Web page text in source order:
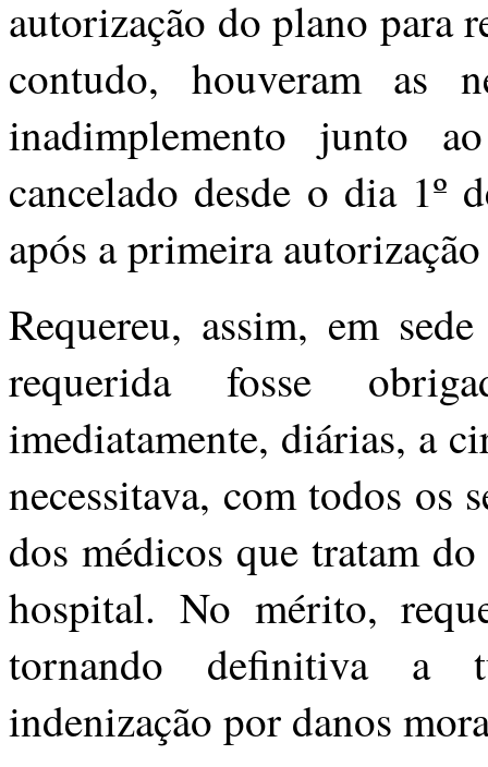
autorização do plano para
contudo, houveram as
inadimplemento junto
cancelado desde o dia 1º
após a primeira
Requereu, assim, em
requerida fosse
imediatamente, diárias, a
necessitava, com todos os
dos médicos que tratam
hospital. No mérito,
tornando definitiva a
indenização por danos